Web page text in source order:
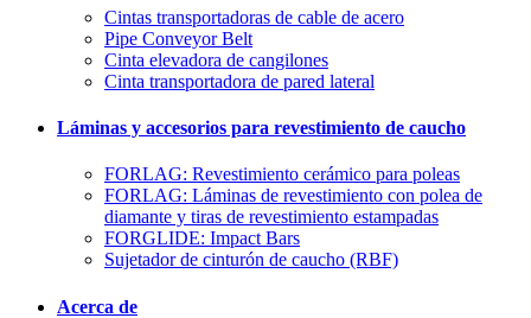
Cintas transportadoras de cable de acero
Pipe Conveyor Belt
Cinta elevadora de cangilones
Cinta transportadora de pared lateral
Láminas y accesorios para revestimiento de caucho
FORLAG: Revestimiento cerámico para poleas
FORLAG: Láminas de revestimiento con polea de
diamante y tiras de revestimiento estampadas
FORGLIDE: Impact Bars
Sujetador de cinturón de caucho (RBF)
Acerca de